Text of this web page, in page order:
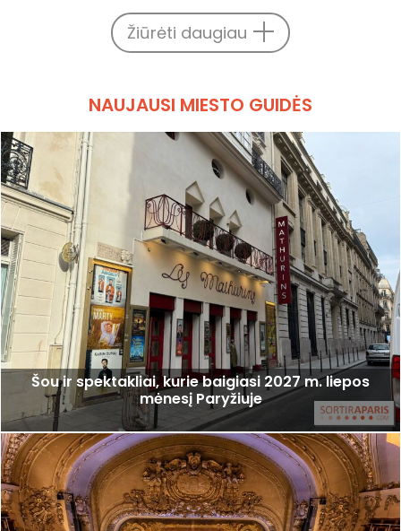
Žiūrėti daugiau
NAUJAUSI MIESTO GUIDĖS
Šou ir spektakliai, kurie baigiasi 2027 m. liepos
mėnesį Paryžiuje